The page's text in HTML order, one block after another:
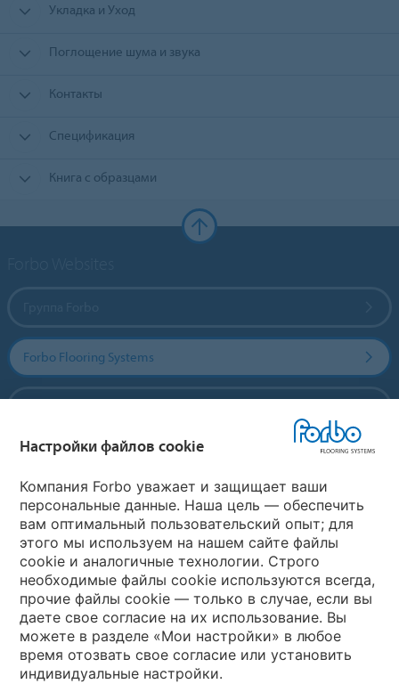
Укладка и Уход
Поглощение шума и звука
Контакты
Спецификация
Книга с образцами
Forbo Flooring Systems
Выберите страну
Выберите вашу страну
My Forbo
Где купить
Настройки файлов cookie
Компания Forbo уважает и защищает ваши
персональные данные. Наша цель — обеспечить
вам оптимальный пользовательский опыт; для
этого мы используем на нашем сайте файлы
cookie и аналогичные технологии. Строго
необходимые файлы cookie используются всегда,
прочие файлы cookie — только в случае, если вы
даете свое согласие на их использование. Вы
можете в разделе «Мои настройки» в любое
время отозвать свое согласие или установить
индивидуальные настройки.